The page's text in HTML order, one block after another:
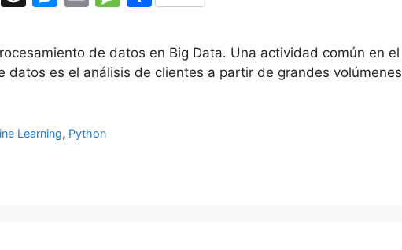
fe
r
s
s
g
ai
l
s
s
m
p
de datos en Big Data. Una actividad común en el
datos es el análisis de clientes a partir de grandes volúmenes
Learning, Python